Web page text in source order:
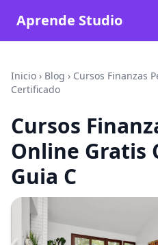
Aprende Studio
Inicio › Blog › Cursos Finanzas
Certificado
Cursos
Online Gratis
Guia C